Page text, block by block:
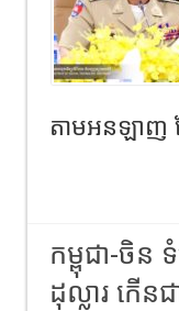
តាមអនឡាញ
កម្ពុជា-ចិន​
ដុល្លារ កើ